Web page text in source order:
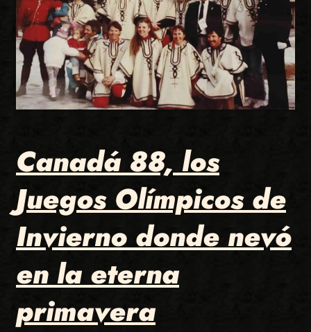
Canadá 88, los
Juegos Olímpicos de
Invierno donde nevó
en la eterna
primavera